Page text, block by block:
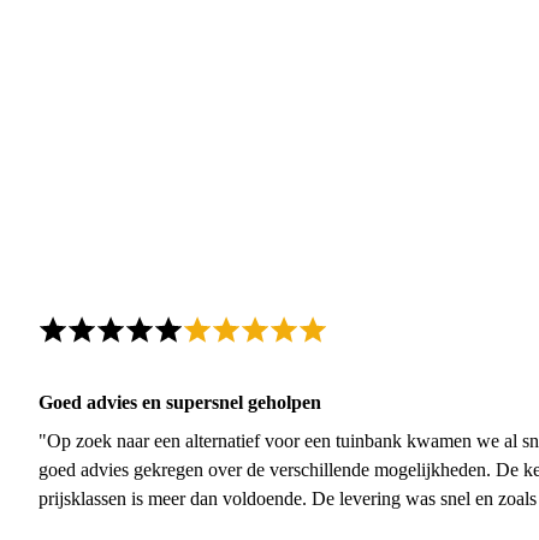
Goed advies en supersnel geholpen
"Op zoek naar een alternatief voor een tuinbank kwamen we al
goed advies gekregen over de verschillende mogelijkheden. De
prijsklassen is meer dan voldoende. De levering was snel en